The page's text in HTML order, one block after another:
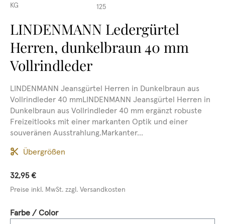
KG
125
LINDENMANN Ledergürtel
Herren, dunkelbraun 40 mm
Vollrindleder
LINDENMANN Jeansgürtel Herren in Dunkelbraun aus
Vollrindleder 40 mmLINDENMANN Jeansgürtel Herren in
Dunkelbraun aus Vollrindleder 40 mm ergänzt robuste
Freizeitlooks mit einer markanten Optik und einer
souveränen Ausstrahlung.Markanter...
Übergrößen
32,95 €
Preise inkl. MwSt. zzgl. Versandkosten
Farbe / Colorauswählen